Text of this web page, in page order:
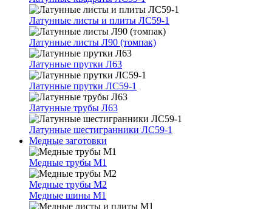
Латунные листы и плиты ЛС59-1
Латунные листы Л90 (томпак)
Латунные прутки Л63
Латунные прутки ЛС59-1
Латунные трубы Л63
Латунные шестигранники ЛС59-1
Медные заготовки
Медные трубы М1
Медные трубы М2
Медные шины М1